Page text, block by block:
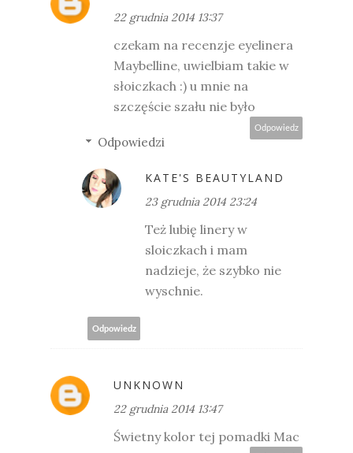
22 grudnia 2014 13:37
czekam na recenzje eyelinera
Maybelline, uwielbiam takie w
słoiczkach :) u mnie na
szczęście szału nie było
Odpowiedz
Odpowiedzi
KATE'S BEAUTYLAND
23 grudnia 2014 23:24
Też lubię linery w
sloiczkach i mam
nadzieje, że szybko nie
wyschnie.
Odpowiedz
UNKNOWN
22 grudnia 2014 13:47
Świetny kolor tej pomadki Mac